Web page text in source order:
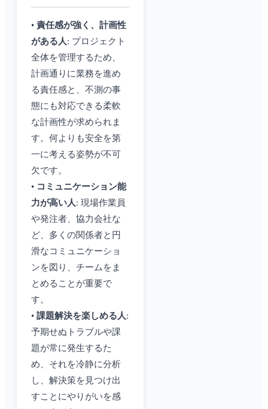
• 責任感が強く、計画性
がある人: プロジェクト
全体を管理するため、
計画通りに業務を進め
る責任感と、不測の事
態にも対応できる柔軟
な計画性が求められま
す。何よりも安全を第
一に考える姿勢が不可
欠です。
• コミュニケーション能
力が高い人: 現場作業員
や発注者、協力会社な
ど、多くの関係者と円
滑なコミュニケーショ
ンを図り、チームをま
とめることが重要で
す。
• 課題解決を楽しめる人:
予期せぬトラブルや課
題が常に発生するた
め、それを冷静に分析
し、解決策を見つけ出
すことにやりがいを感